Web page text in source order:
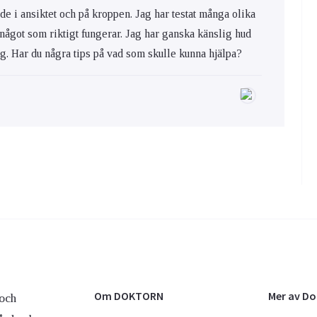
i ansiktet och på kroppen. Jag har testat många olika
som riktigt fungerar. Jag har ganska känslig hud
du några tips på vad som skulle kunna hjälpa?
Om DOKTORN Mer av